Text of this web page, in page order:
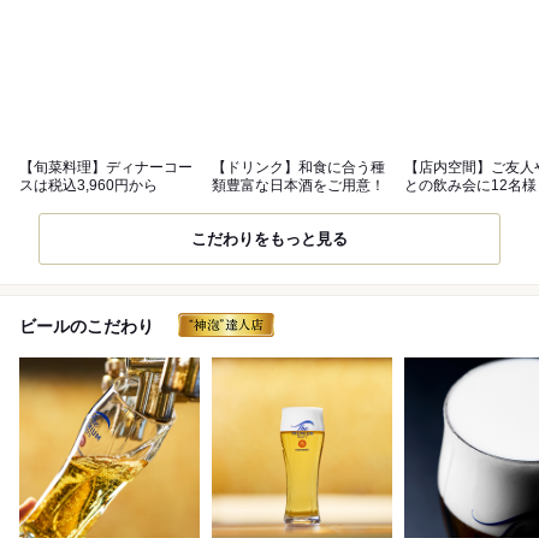
【旬菜料理】ディナーコー
スは税込3,960円から
【ドリンク】和食に合う種
類豊富な日本酒をご用意！
【店内空間】ご友
との飲み会に12名
こだわりをもっと見る
ビールのこだわり